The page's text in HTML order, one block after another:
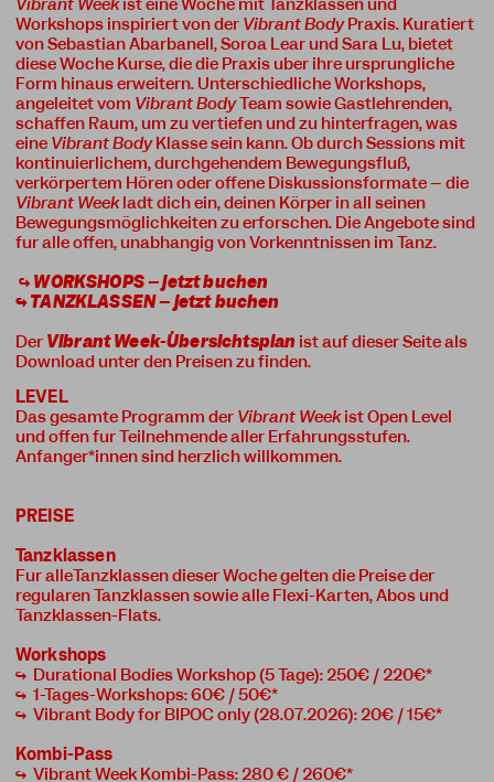
Vibrant Weekist eine Woche mit Tanzklassen und
Workshops inspiriert von der Vibrant BodyPraxis. Kuratiert
von Sebastian Abarbanell, Soroa Lear und Sara Lu, bietet
diese Woche Kurse, die die Praxis über ihre ursprüngliche
Form hinaus erweitern. Unterschiedliche Workshops,
angeleitet vom Vibrant BodyTeam sowie Gastlehrenden,
schaffen Raum, um zu vertiefen und zu hinterfragen, was
eine Vibrant BodyKlasse sein kann. Ob durch Sessions mit
kontinuierlichem, durchgehendem Bewegungsfluß,
verkörpertem Hören oder offene Diskussionsformate – die
Vibrant Weeklädt dich ein, deinen Körper in all seinen
Bewegungsmöglichkeiten zu erforschen. Die Angebote sind
für alle offen, unabhängig von Vorkenntnissen im Tanz.
↪ WORKSHOPS –jetzt buchen
↪ TANZKLASSEN –jetzt buchen
Der Vibrant Week-Übersichtsplan ist auf dieser Seite als
Download unter den Preisen zu finden.
LEVEL
Das gesamte Programm der Vibrant Weekist Open Level
und offen für Teilnehmende aller Erfahrungsstufen.
Anfänger*innen sind herzlich willkommen.
PREISE
Tanzklassen
Für alleTanzklassen dieser Woche gelten die Preise der
regulären Tanzklassen sowie alle Flexi-Karten, Abos und
Tanzklassen-Flats.
Workshops
↪ Durational Bodies Workshop (5 Tage): 250€ / 220€*
↪ 1-Tages-Workshops: 60€ / 50€*
↪ Vibrant Body for BIPOC only (28.07.2026): 20€ / 15€*
Kombi-Pass
↪ Vibrant Week Kombi-Pass: 280 € / 260€*